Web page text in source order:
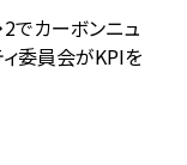
でカーボンニュ
ィ委員会がKPIを